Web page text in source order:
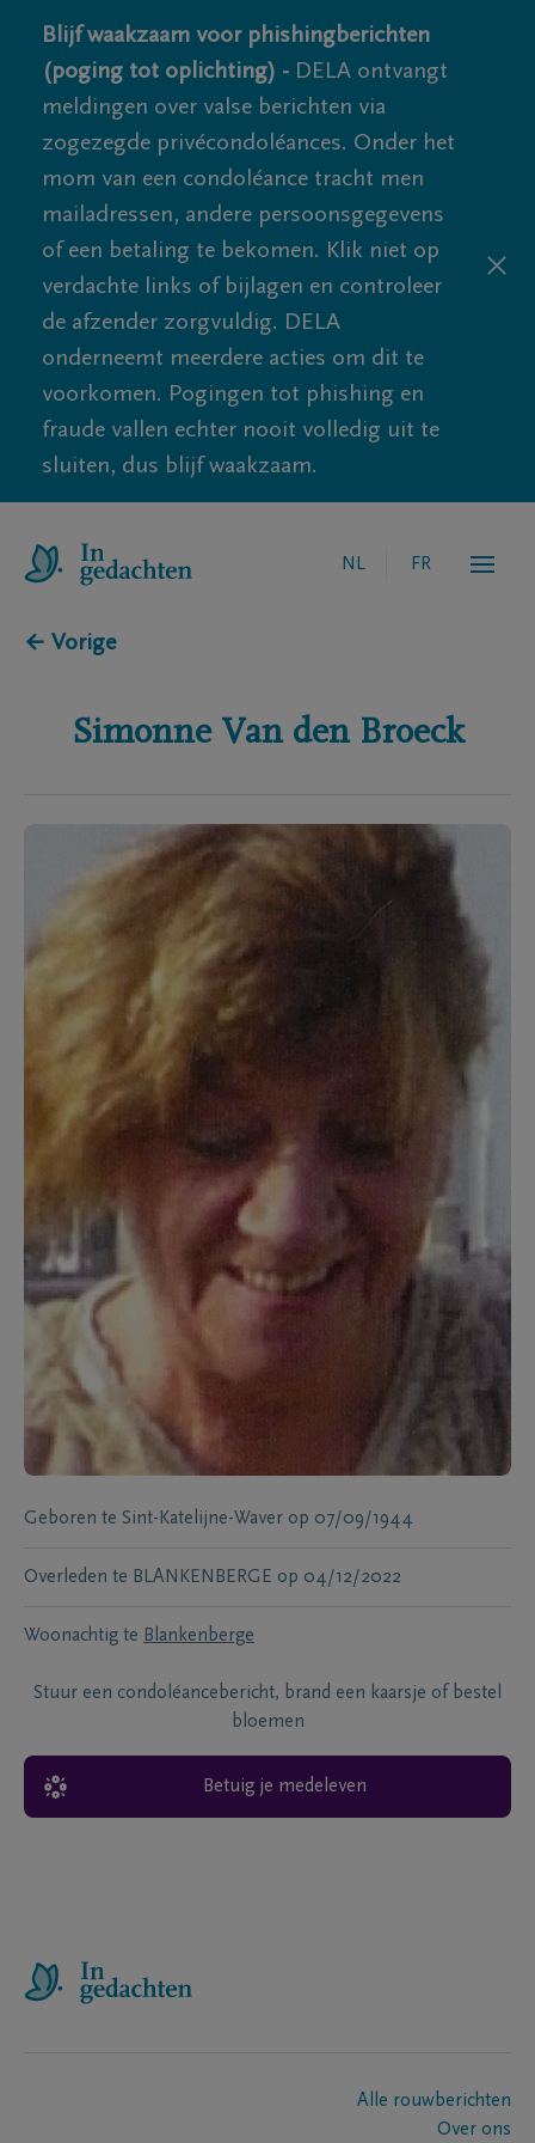
Blijf waakzaam voor phishingberichten
(poging tot oplichting) - DELA ontvangt
meldingen over valse berichten via
zogezegde privécondoléances. Onder het
mom van een condoléance tracht men
mailadressen, andere persoonsgegevens
of een betaling te bekomen. Klik niet op
verdachte links of bijlagen en controleer
de afzender zorgvuldig. DELA
onderneemt meerdere acties om dit te
voorkomen. Pogingen tot phishing en
fraude vallen echter nooit volledig uit te
sluiten, dus blijf waakzaam.
NL FR
← Vorige
Simonne Van den Broeck
Geboren te Sint-Katelijne-Waver op 07/09/1944
Overleden te BLANKENBERGE op 04/12/2022
Woonachtig te Blankenberge
Stuur een condoléancebericht, brand een kaarsje of bestel
bloemen
Betuig je medeleven
Alle rouwberichten
Over ons